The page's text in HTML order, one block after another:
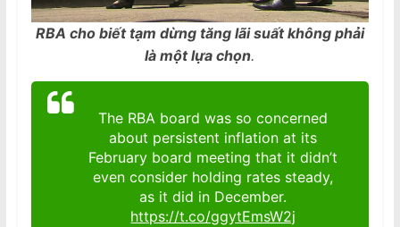
RBA cho biết tạm dừng tăng lãi suất không phải
là một lựa chọn.
The RBA board was so concerned
about persistent inflation at its
February board meeting that it didn’t
even consider holding rates steady,
as it did in December.
https://t.co/ggytEmsW2j